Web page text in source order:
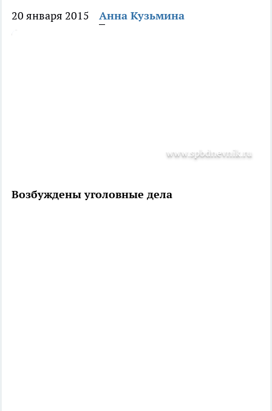
20 января 2015 Анна Кузьмина
www.spbdnevnik.ru
Возбуждены уголовные дела